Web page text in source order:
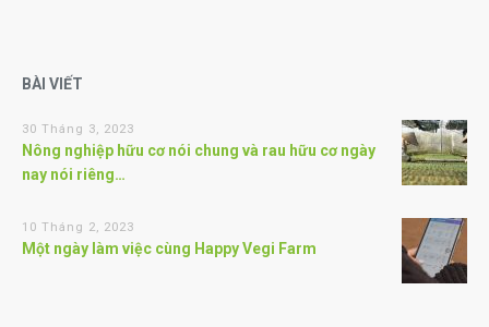
BÀI VIẾT
30 Tháng 3, 2023
Nông nghiệp hữu cơ nói chung và rau hữu cơ ngày
nay nói riêng…
10 Tháng 2, 2023
Một ngày làm việc cùng Happy Vegi Farm